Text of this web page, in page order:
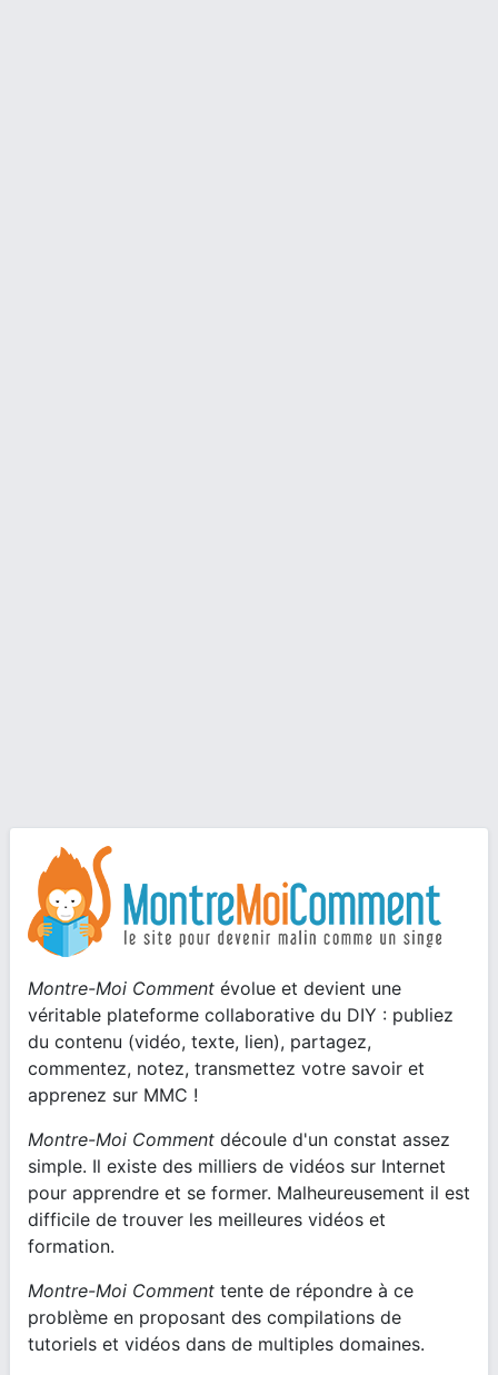
Montre-Moi Comment évolue et devient une
véritable plateforme collaborative du DIY : publiez
du contenu (vidéo, texte, lien), partagez,
commentez, notez, transmettez votre savoir et
apprenez sur MMC !
Montre-Moi Comment découle d'un constat assez
simple. Il existe des milliers de vidéos sur Internet
pour apprendre et se former. Malheureusement il est
difficile de trouver les meilleures vidéos et
formation.
Montre-Moi Comment tente de répondre à ce
problème en proposant des compilations de
tutoriels et vidéos dans de multiples domaines.